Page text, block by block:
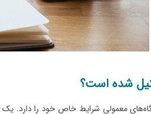
شده است؟
معمولی شرایط خاص خود را دارد.